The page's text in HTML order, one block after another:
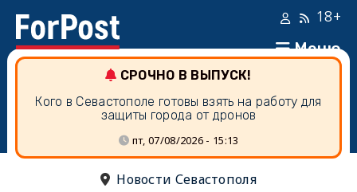
Меню
18+
СРОЧНО В ВЫПУСК!
Кого в Севастополе готовы взять на работу для
защиты города от дронов
пт, 07/08/2026 - 15:13
Новости Севастополя